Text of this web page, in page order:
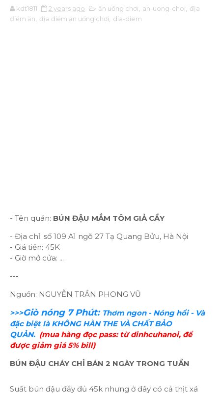
kdt1811 2 years ago ăn uống chơi an-uong-choi
địa
điểm ăn
địa điểm ăn uống chơi dia-diem
- Tên quán: BÚN ĐẬU MẮM TÔM GIẢ CẦY
- Địa chỉ: số 109 A1 ngõ 27 Tạ Quang Bửu, Hà Nội
- Giá tiền: 45K
- Giờ mở cửa: ...
---
Nguồn: NGUYỄN TRẦN PHONG VŨ
>>>Giò nóng 7 Phút: Thơm ngon - Nóng hổi - Và
đặc biệt là KHÔNG HÀN THE VÀ CHẤT BẢO
QUẢN. (mua hàng đọc pass: từ dinhcuhanoi, để
được giảm giá 5% bill)
BÚN ĐẬU CHÁY CHỈ BÁN 2 NGÀY TRONG TUẦN
Suất bún đậu đầy đủ 45k nhưng ở đây có cả thịt xá